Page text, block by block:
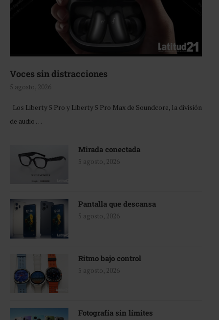
Voces sin distracciones
5 agosto, 2026
Los Liberty 5 Pro y Liberty 5 Pro Max de Soundcore, la división
de audio …
Mirada conectada
5 agosto, 2026
Pantalla que descansa
5 agosto, 2026
Ritmo bajo control
5 agosto, 2026
Fotografía sin límites